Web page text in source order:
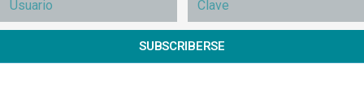
SUBSCRIBERSE